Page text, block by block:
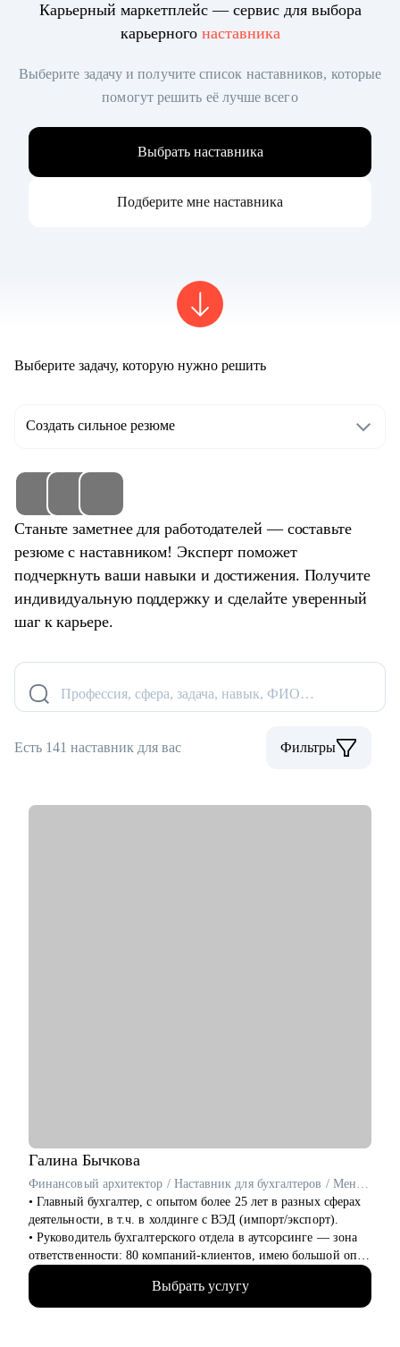
Карьерный маркетплейс — сервис для выбора
карьерного наставника
Выберите задачу и получите список наставников, которые
помогут решить её лучше всего
Выбрать наставника
Подберите мне наставника
Выберите задачу, которую нужно решить
Создать сильное резюме
Станьте заметнее для работодателей — составьте
резюме с наставником! Эксперт поможет
подчеркнуть ваши навыки и достижения. Получите
индивидуальную поддержку и сделайте уверенный
шаг к карьере.
Профессия, сфера, задача, навык, ФИО…
Есть 141 наставник для вас Фильтры
Галина Бычкова
Финансовый архитектор / Наставник для бухгалтеров / Ментор для финансовых специалистов
• Главный бухгалтер, с опытом более 25 лет в разных сферах
деятельности, в т.ч. в холдинге с ВЭД (импорт/экспорт).
• Руководитель бухгалтерского отдела в аутсорсинге — зона
ответственности: 80 компаний-клиентов, имею большой опыт
проведения собеседований.
• Эксперт-в «Консультант +»— 3000+ консультаций для
собственников, финансовых директоров и бухгалтеров по
Выбрать услугу